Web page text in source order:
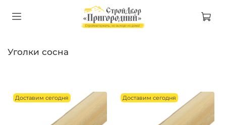
Уголки сосна
Доставим сегодня Доставим сегодня